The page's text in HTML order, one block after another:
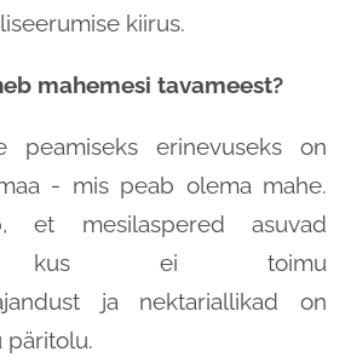
kiirus.
mahemesi tavameest?
peamiseks erinevuseks on
- mis peab olema mahe.
et mesilaspered asuvad
kus ei toimu
ja nektariallikad on
päritolu.